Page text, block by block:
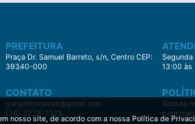
PREFEITURA
Praça Dr. Samuel Barreto, s/n, Centro CEP:
39340-000
Segunda
13:00 às
CONTATO
gabpmcorjesus@gmail.com
(38) 3228-1328
Acesse
para
nosso site, de acordo com a nossa Política de